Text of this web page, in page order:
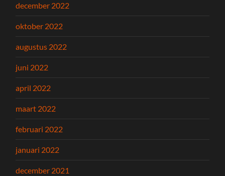
december 2022
oktober 2022
augustus 2022
juni 2022
april 2022
maart 2022
februari 2022
januari 2022
december 2021